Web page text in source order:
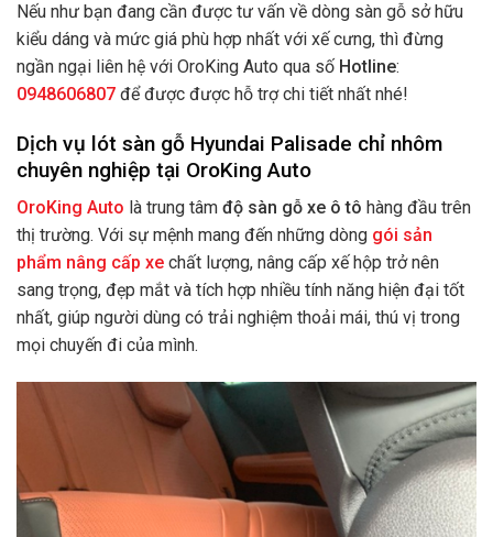
Nếu như bạn đang cần được tư vấn về dòng sàn gỗ sở hữu
kiểu dáng và mức giá phù hợp nhất với xế cưng, thì đừng
ngần ngại liên hệ với OroKing Auto qua số Hotline:
0948606807 để được được hỗ trợ chi tiết nhất nhé!
Dịch vụ lót sàn gỗ Hyundai Palisade chỉ nhôm
chuyên nghiệp tại OroKing Auto
OroKing Auto là trung tâm độ sàn gỗ xe ô tô hàng đầu trên
thị trường. Với sự mệnh mang đến những dòng gói sản
phẩm nâng cấp xe chất lượng, nâng cấp xế hộp trở nên
sang trọng, đẹp mắt và tích hợp nhiều tính năng hiện đại tốt
nhất, giúp người dùng có trải nghiệm thoải mái, thú vị trong
mọi chuyến đi của mình.